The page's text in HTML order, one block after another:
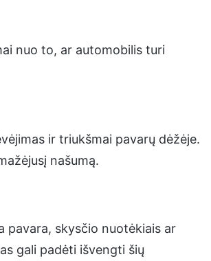
nuo to, ar automobilis turi
ir triukšmai pavarų dėžėje.
našumą.
pavara, skysčio nuotėkiais ar
gali padėti išvengti šių